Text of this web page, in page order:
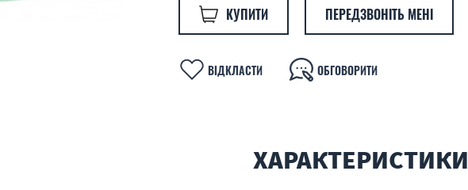
КУПИТИ ПЕРЕДЗВОНІТЬ МЕНІ
ВІДКЛАСТИ ОБГОВОРИТИ
ХАРАКТЕРИСТИКИ